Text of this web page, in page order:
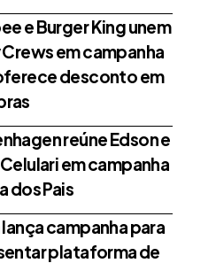
e Burger King unem
Crews em campanha
desconto em
reúne Edson e
em campanha
dos Pais
lança campanha para
plataforma de